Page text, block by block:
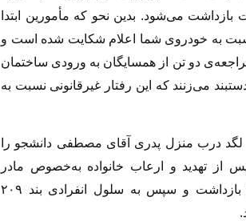
بازداشت می‌شود. بدین نحو که مأمورین ابتدا
نسبت به خودروی شما اعلام شکایت شده است و
مراجعه‌ی دو تن از همسایگان به ورودی ساختمان
می‌زنند که این رفتار غیرقانونی نسبت به
لگد درب منزل پدری آقای مصطفی دانشجو را
تهدید و ارعاب خانواده به‌خصوص مادر
سالخورده و دختر خردسال ایشان، آقای دانشجو را بازداشت و سپس به سلول انفرادی بند ۲۰۹